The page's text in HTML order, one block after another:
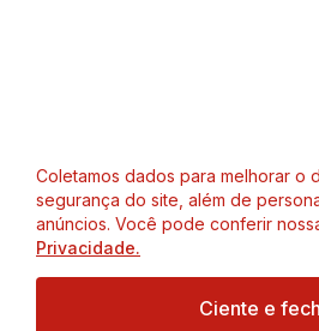
Coletamos dados para melhorar o
segurança do site, além de
anúncios. Você pode conferir
Privacidade.
Ciente e